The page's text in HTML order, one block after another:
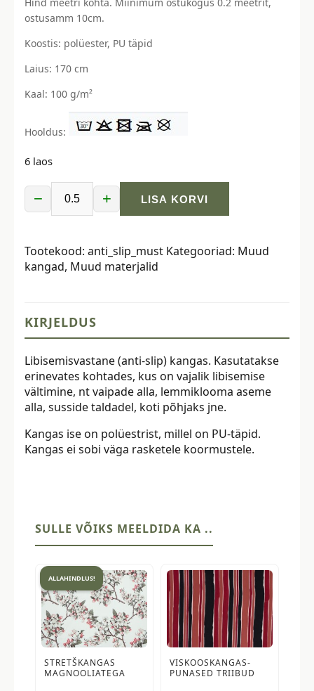
ostusamm 10cm.
Koostis: polüester, PU täpid
Laius: 170 cm
Kaal: 100 g/m²
Hooldus:
6 laos
−
Libisemisvastane
kangas,
kogus
+ LISA KORVI
Tootekood: anti_slip_must Kategooriad: Muud
kangad, Muud materjalid
KIRJELDUS
Libisemisvastane (anti-slip) kangas. Kasutatakse
erinevates kohtades, kus on vajalik libisemise
vältimine, nt vaipade alla, lemmiklooma aseme
alla, susside taldadel, koti põhjaks jne.
Kangas ise on polüestrist, millel on PU-täpid.
Kangas ei sobi väga rasketele koormustele.
SULLE VÕIKS MEELDIDA KA ..
ALLAHINDLUS!
STRETŠKANGAS
MAGNOOLIATEGA
VISKOOSKANGAS-
PUNASED TRIIBUD